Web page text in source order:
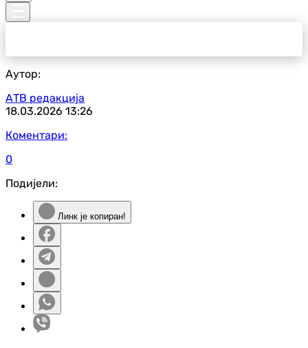
Аутор:
АТВ редакција
18.03.2026 13:26
Коментари:
0
Подијели:
Линк је копиран!